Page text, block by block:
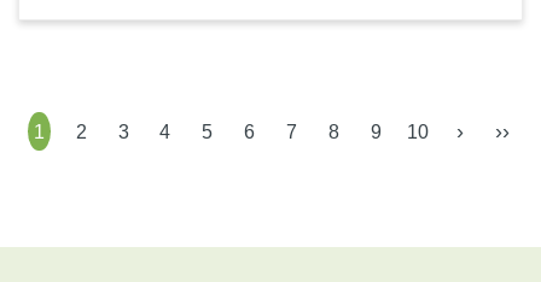
1 2 3 4 5 6 7 8 9 10 › ››